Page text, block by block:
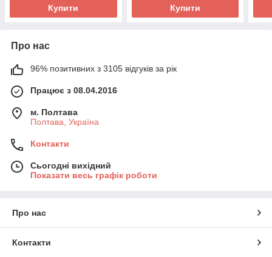
Купити Купити
Про нас
96% позитивних з 3105 відгуків за рік
Працює з 08.04.2016
м. Полтава
Полтава, Україна
Контакти
Сьогодні вихідний
Показати весь графік роботи
Про нас
Контакти